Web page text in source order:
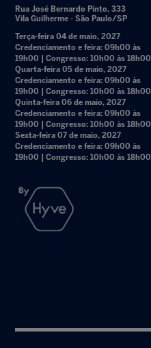
Rua José Bernardo Pinto, 333
Vila Guilherme - São Paulo/SP
Terça-feira 04 de maio, 2027
Credenciamento e feira: 09h00 às
19h00 | Congresso: 10h00 às 18h00
Quarta-feira 05 de maio, 2027
Credenciamento e feira: 09h00 às
19h00 | Congresso: 10h00 às 18h00
Quinta-feira 06 de maio, 2027
Credenciamento e feira: 09h00 às
19h00 | Congresso: 10h00 às 18h00
Sexta-feira 07 de maio, 2027
Credenciamento e feira: 09h00 às
19h00 | Congresso: 10h00 às 18h00